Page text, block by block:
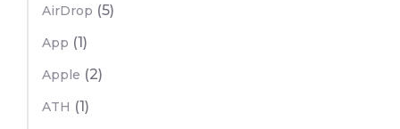
AirDrop (5)
App (1)
Apple (2)
ATH (1)